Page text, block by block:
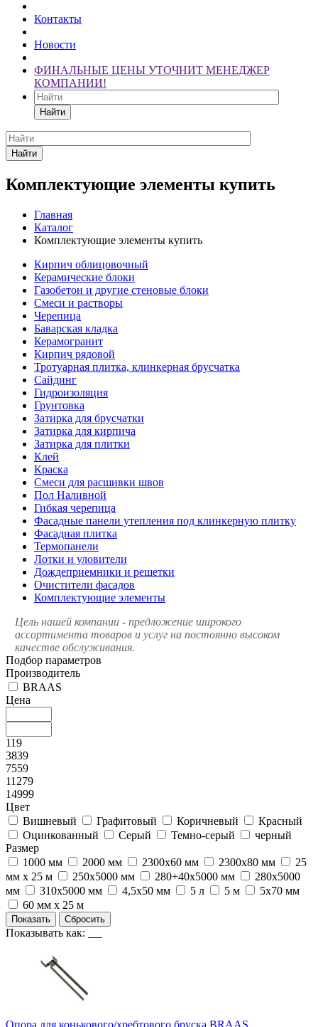
Контакты
Новости
ФИНАЛЬНЫЕ ЦЕНЫ УТОЧНИТ МЕНЕДЖЕР
КОМПАНИИ!
Найти
Найти
Комплектующие элементы купить
Главная
Каталог
Комплектующие элементы купить
Кирпич облицовочный
Керамические блоки
Газобетон и другие стеновые блоки
Смеси и растворы
Черепица
Баварская кладка
Керамогранит
Кирпич рядовой
Тротуарная плитка, клинкерная брусчатка
Сайдинг
Гидроизоляция
Грунтовка
Затирка для брусчатки
Затирка для кирпича
Затирка для плитки
Клей
Краска
Смеси для расшивки швов
Пол Наливной
Гибкая черепица
Фасадные панели утепления под клинкерную плитку
Фасадная плитка
Термопанели
Лотки и уловители
Дождеприемники и решетки
Очистители фасадов
Комплектующие элементы
Цель нашей компании - предложение широкого
ассортимента товаров и услуг на постоянно высоком
качестве обслуживания.
Подбор параметров
Производитель
BRAAS
Цена
119
3839
7559
11279
14999
Цвет
Вишневый
Графитовый Коричневый
Красный
Оцинкованный
Серый Темно-серый
черный
Размер
1000 мм
2000 мм 2300х60 мм 2300х80 мм
25
мм х 25 м
250x5000 мм 280+40х5000 мм
280x5000
мм
310х5000 мм 4,5х50 мм 5 л 5 м
5х70 мм
60 мм х 25 м
Показывать как:
Опора для конькового/хребтового бруска BRAAS